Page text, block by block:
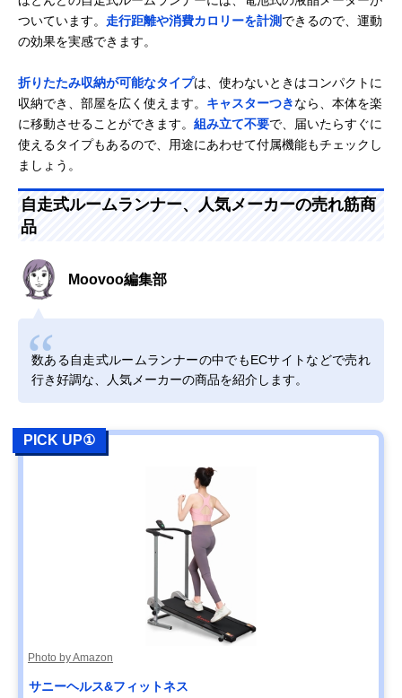
ついています。 走行距離や消費カロリーを計測できるので、運動
の効果を実感できます。
折りたたみ収納が可能なタイプは、使わないときはコンパクトに
収納でき、部屋を広く使えます。 キャスターつきなら、本体を楽
に移動させることができます。 組み立て不要で、届いたらすぐに
使えるタイプもあるので、用途にあわせて付属機能もチェックし
ましょう。
自走式ルームランナー、人気メーカーの売れ筋商
品
Moovoo編集部
数ある自走式ルームランナーの中でもECサイトなどで売れ
行き好調な、人気メーカーの商品を紹介します。
PICK UP①
Photo by Amazon
サニーヘルス&フィットネス